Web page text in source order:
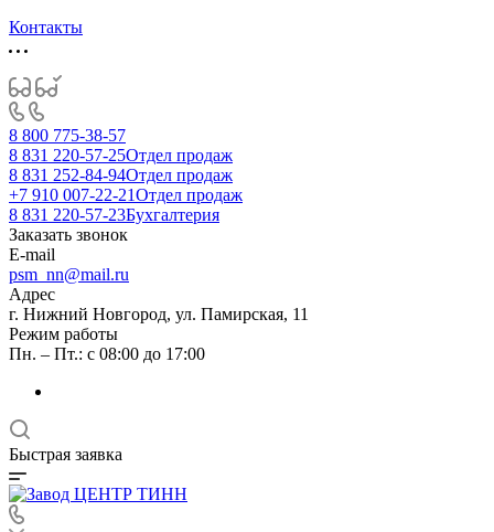
Контакты
8 800 775-38-57
8 831 220-57-25Отдел продаж
8 831 252-84-94Отдел продаж
+7 910 007-22-21Отдел продаж
8 831 220-57-23Бухгалтерия
Заказать звонок
E-mail
psm_nn@mail.ru
Адрес
г. Нижний Новгород, ул. Памирская, 11
Режим работы
Пн. – Пт.: с 08:00 до 17:00
Быстрая заявка